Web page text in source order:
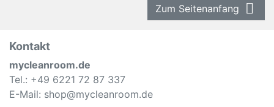
Zum Seitenanfang 
Kontakt
mycleanroom.de
Tel.: +49 6221 72 87 337
E-Mail: shop@mycleanroom.de